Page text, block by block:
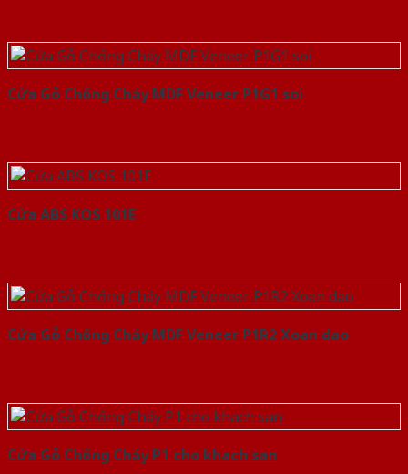
Cửa Gỗ Chống Cháy MDF Veneer P1G1 soi
Cửa ABS KOS 101E
Cửa Gỗ Chống Cháy MDF Veneer P1R2 Xoan dao
Cửa Gỗ Chống Cháy P1 cho khach san